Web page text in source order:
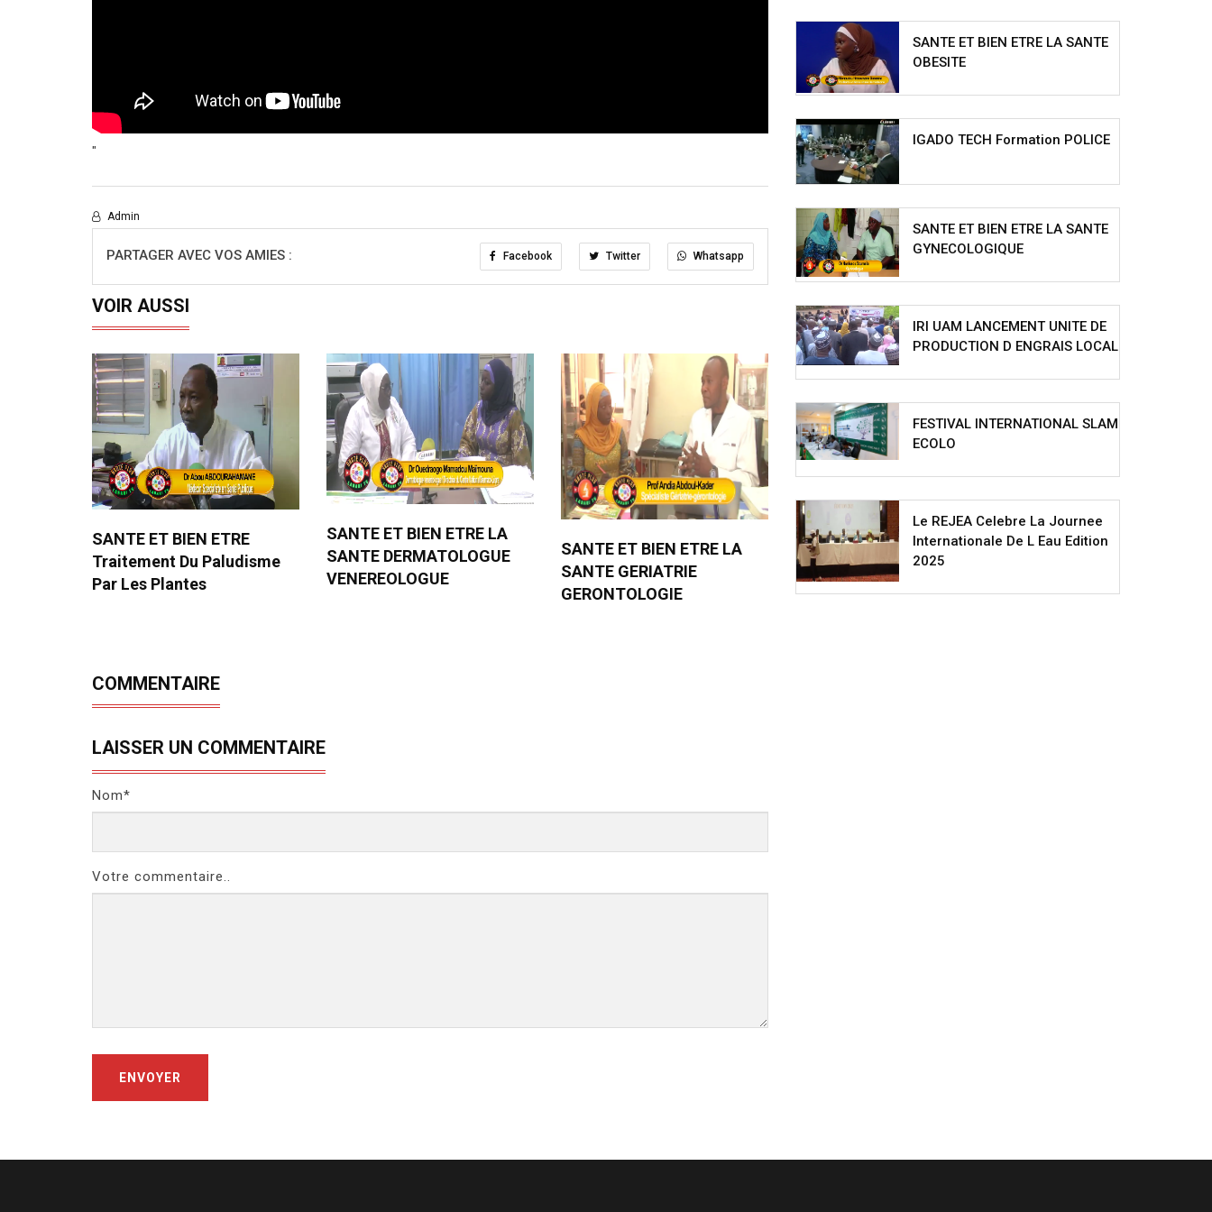
"
Admin
PARTAGER AVEC VOS AMIES : Facebook Twitter Whatsapp
VOIR AUSSI
SANTE ET BIEN ETRE
Traitement Du Paludisme
Par Les Plantes
SANTE ET BIEN ETRE LA
SANTE DERMATOLOGUE
VENEREOLOGUE
SANTE ET BIEN ETRE LA
SANTE GERIATRIE
GERONTOLOGIE
COMMENTAIRE
LAISSER UN COMMENTAIRE
Nom*
Votre commentaire..
ENVOYER
SANTE ET BIEN ETRE LA SANTE
OBESITE
IGADO TECH Formation POLICE
SANTE ET BIEN ETRE LA SANTE
GYNECOLOGIQUE
IRI UAM LANCEMENT UNITE DE
PRODUCTION D ENGRAIS LOCAL
FESTIVAL INTERNATIONAL SLAM
ECOLO
Le REJEA Celebre La Journee
Internationale De L Eau Edition
2025